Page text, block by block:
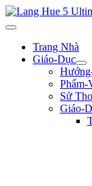
Trang Nhà
Giáo-Dục
Phẩm-
Sử
Giáo-